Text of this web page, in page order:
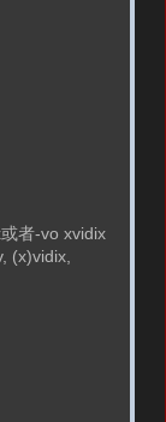
者-vo xvidix
(x)vidix,